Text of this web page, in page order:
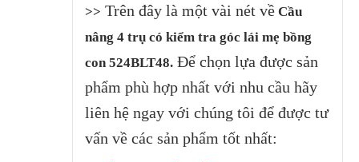
>> Trên đây là một vài nét vềCầu
nâng 4 trụ có kiểm tra góc lái mẹ bồng
con 524BLT48.Để chọn lựa được sản
phẩm phù hợp nhất với nhu cầu hãy
liên hệ ngay với chúng tôi để được tư
vấn về các sản phẩm tốt nhất: